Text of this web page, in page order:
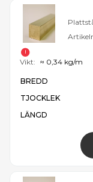
BREDD
TJOCKLEK
LÄNGD
Vikt: ≈ 0,34 kg/m